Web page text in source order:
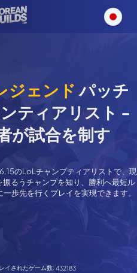
ジェンド パッチ
ティアリスト -
が試合を制す
のLoLチャンプティアリストで、現
るうチャンプを知り、勝利へ最短ル
歩先を行くプレイを実現できます。
イされたゲーム数: 432183